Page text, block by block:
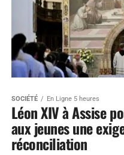
SOCIÉTÉ En Ligne 5 heures
Léon XIV à Assise
aux jeunes une
réconciliation